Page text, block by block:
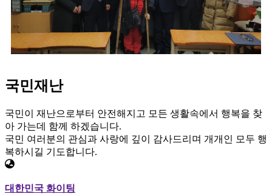
국민재난
국민이 재난으로부터 안전해지고 모든 생활속에서 행복을 찾
아 가는데 함께 하겠습니다.
국민 여러분의 관심과 사랑에 깊이 감사드리며 개개인 모두 행
복하시길 기도합니다.
대한민국 화이팅